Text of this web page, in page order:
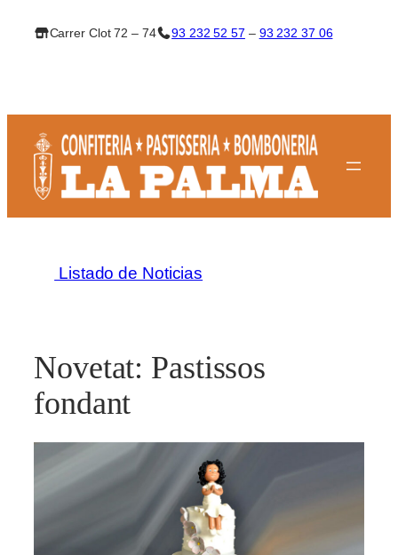
Carrer Clot 72 – 74 93 232 52 57 – 93 232 37 06
Listado de Noticias
Novetat: Pastissos
fondant